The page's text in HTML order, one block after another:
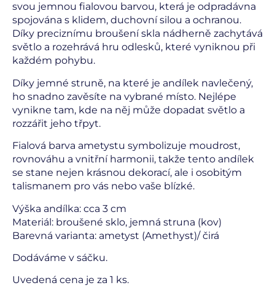
svou jemnou fialovou barvou, která je odpradávna
spojována s klidem, duchovní silou a ochranou.
Díky preciznímu broušení skla nádherně zachytává
světlo a rozehrává hru odlesků, které vyniknou při
každém pohybu.
Díky jemné struně, na které je andílek navlečený,
ho snadno zavěsíte na vybrané místo. Nejlépe
vynikne tam, kde na něj může dopadat světlo a
rozzářit jeho třpyt.
Fialová barva ametystu symbolizuje moudrost,
rovnováhu a vnitřní harmonii, takže tento andílek
se stane nejen krásnou dekorací, ale i osobitým
talismanem pro vás nebo vaše blízké.
Výška andílka: cca 3 cm
Materiál: broušené sklo, jemná struna (kov)
Barevná varianta: ametyst (Amethyst)/ čirá
Dodáváme v sáčku.
Uvedená cena je za 1 ks.